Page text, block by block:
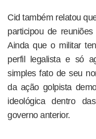
Cid também relatou
participou de
Ainda que o militar
perfil legalista e só
simples fato de seu
da ação golpista
ideológica dentro
governo anterior.